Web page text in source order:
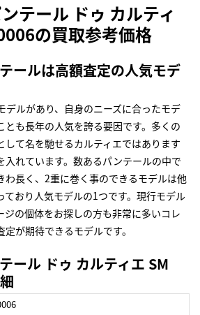
テール ドゥ カルティ
の買取参考価格
ールは高額査定の人気モデ
デルがあり、自身のニーズに合ったモデ
とも長年の人気を誇る要因です。多くの
して名を馳せるカルティエではあります
入れています。数あるパンテールの中で
わ長く、2重に巻く事のできるモデルは他
ており人気モデルの1つです。現行モデル
ジの個体をお探しの方も非常に多いコレ
が期待できるモデルです。
ール ドゥ カルティエ SM